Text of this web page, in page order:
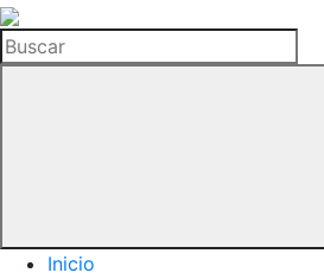
La
Hemeroteca
del
Buscar
Inicio